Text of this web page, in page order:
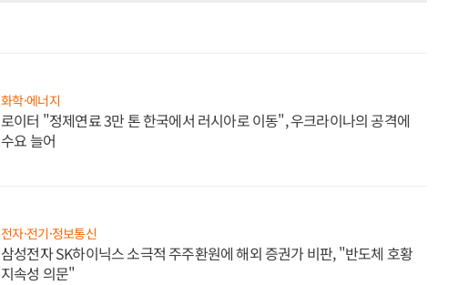
화학·에너지
로이터 "정제연료 3만 톤 한국에서 러시아로 이동", 우크라이나의 공격에
수요 늘어
전자·전기·정보통신
삼성전자 SK하이닉스 소극적 주주환원에 해외 증권가 비판, "반도체 호황
지속성 의문"